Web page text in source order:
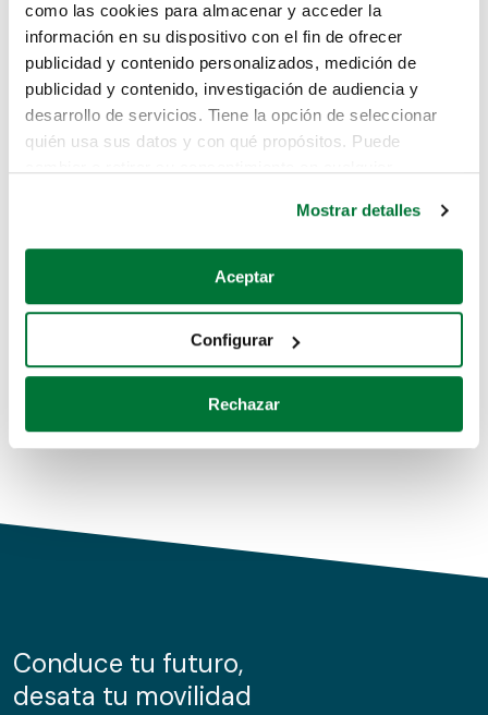
como las cookies para almacenar y acceder la
información en su dispositivo con el fin de ofrecer
publicidad y contenido personalizados, medición de
publicidad y contenido, investigación de audiencia y
desarrollo de servicios. Tiene la opción de seleccionar
quién usa sus datos y con qué propósitos. Puede
Si lo permite, también quisiéramos:
Recopilar información sobre su ubicación geográfica
Identificar su dispositivo analizándolo activamente
para buscar características específicas (huellas
Obtenga más información sobre cómo se procesan sus
de cookies.
información sobre el uso que haga del sitio web con
nuestros partners de redes sociales, publicidad y análisis
Mostrar detalles
Aceptar
Configurar
Rechazar
Lo sentimos, no sabemos como
te hemos traido hasta aquí.
Pero puedes encontrar el coche que estás
buscando en alguno de estos enlaces:
Coches de segunda mano
Coches de km0
Conduce tu futuro,
desata tu movilidad